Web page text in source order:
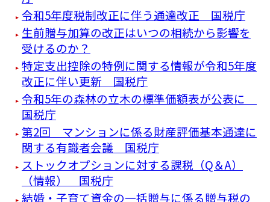
令和5年度税制改正に伴う通達改正 国税庁
生前贈与加算の改正はいつの相続から影響を
受けるのか？
特定支出控除の特例に関する情報が令和5年度
改正に伴い更新 国税庁
令和5年の森林の立木の標準価額表が公表に
国税庁
第2回 マンションに係る財産評価基本通達に
関する有識者会議 国税庁
ストックオプションに対する課税（Q＆A）
（情報） 国税庁
結婚・子育て資金の一括贈与に係る贈与税の